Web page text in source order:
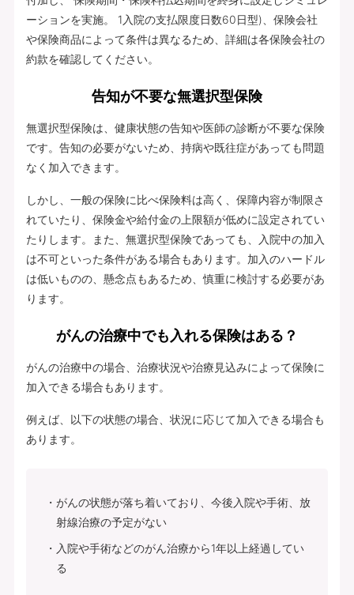
ーションを実施。 1入院の支払限度日数60日型)、保険会社
や保険商品によって条件は異なるため、詳細は各保険会社の
約款を確認してください。
告知が不要な無選択型保険
無選択型保険は、健康状態の告知や医師の診断が不要な保険
です。告知の必要がないため、持病や既往症があっても問題
なく加入できます。
しかし、一般の保険に比べ保険料は高く、保障内容が制限さ
れていたり、保険金や給付金の上限額が低めに設定されてい
たりします。また、無選択型保険であっても、入院中の加入
は不可といった条件がある場合もあります。加入のハードル
は低いものの、懸念点もあるため、慎重に検討する必要があ
ります。
がんの治療中でも入れる保険はある？
がんの治療中の場合、治療状況や治療見込みによって保険に
加入できる場合もあります。
例えば、以下の状態の場合、状況に応じて加入できる場合も
あります。
がんの状態が落ち着いており、今後入院や手術、放
射線治療の予定がない
入院や手術などのがん治療から1年以上経過してい
る